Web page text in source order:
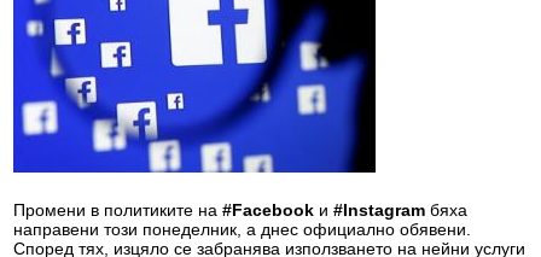
Промени в политиките на#Facebook и#Instagram бяха
направени този понеделник, а днес официално обявени.
Според тях, изцяло се забранява използването на нейни услуги